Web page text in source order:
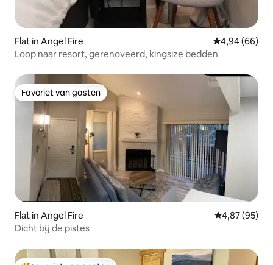
Flat in Angel Fire Gemiddelde
4,94 (66)
Loop naar resort, gerenoveerd, kingsize bedden
Favoriet van gasten
Favoriet van gasten
Flat in Angel Fire Gemiddelde
4,87 (95)
Dicht bij de pistes